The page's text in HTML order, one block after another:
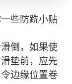
些防跣小贴
倒，如果使
垫前，应先
边缘位置卷